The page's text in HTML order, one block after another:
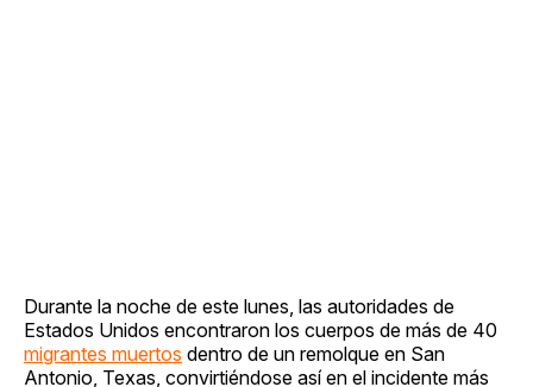
Durante la noche de este lunes, las autoridades de
Estados Unidos encontraron los cuerpos de más de 40
migrantes muertos dentro de un remolque en San
Antonio, Texas, convirtiéndose así en el incidente más